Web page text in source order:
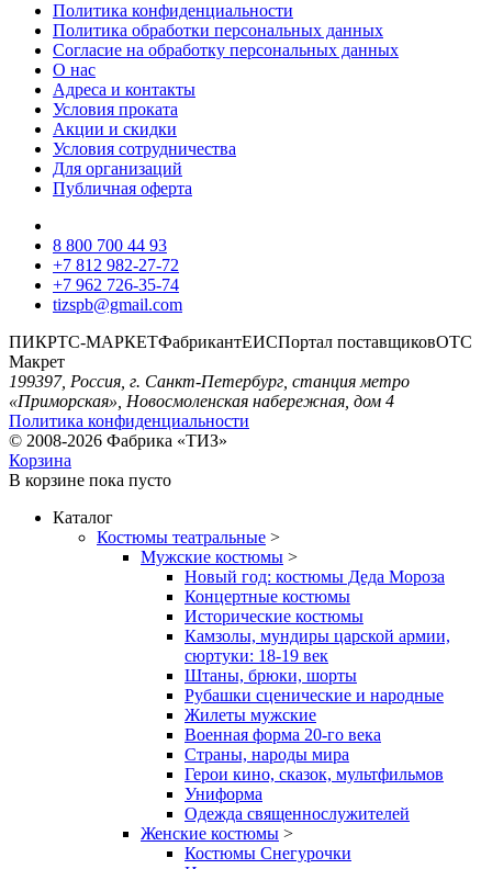
Политика конфиденциальности
Политика обработки персональных данных
Согласие на обработку персональных данных
О нас
Адреса и контакты
Условия проката
Акции и скидки
Условия сотрудничества
Для организаций
Публичная оферта
8 800 700 44 93
+7 812 982-27-72
+7 962 726-35-74
tizspb@gmail.com
ПИКРТС-МАРКЕТФабрикантЕИСПортал поставщиковОТС
Макрет
199397, Россия, г. Санкт-Петербург, станция метро
«Приморская», Новосмоленская набережная, дом 4
Политика конфиденциальности
© 2008-2026 Фабрика «ТИЗ»
Корзина
В корзине пока пусто
Каталог
Костюмы театральные >
Мужские костюмы >
Новый год: костюмы Деда Мороза
Концертные костюмы
Исторические костюмы
Камзолы, мундиры царской армии,
сюртуки: 18-19 век
Штаны, брюки, шорты
Рубашки сценические и народные
Жилеты мужские
Военная форма 20-го века
Страны, народы мира
Герои кино, сказок, мультфильмов
Униформа
Одежда священнослужителей
Женские костюмы >
Костюмы Снегурочки